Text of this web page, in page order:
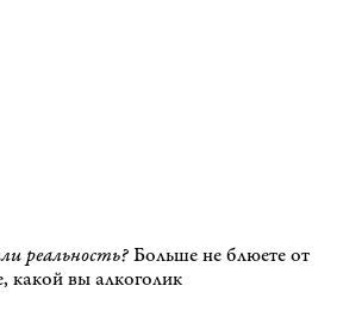
реальность?Больше не блюете от
какой вы алкоголик